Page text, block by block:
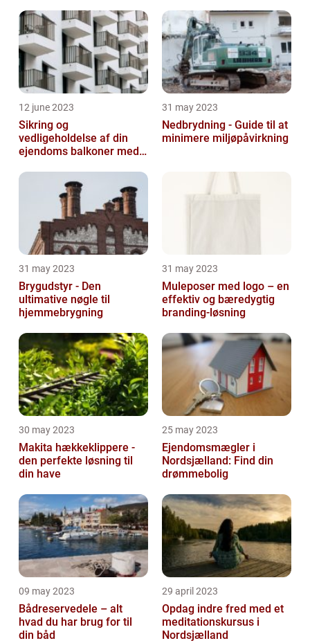
12 june 2023
Sikring og
vedligeholdelse af din
ejendoms balkoner med
31 may 2023
Nedbrydning - Guide til at
minimere miljøpåvirkning
31 may 2023
Brygudstyr - Den
ultimative nøgle til
hjemmebrygning
31 may 2023
Muleposer med logo – en
effektiv og bæredygtig
branding-løsning
30 may 2023
Makita hækkeklippere -
den perfekte løsning til
din have
25 may 2023
Ejendomsmægler i
Nordsjælland: Find din
drømmebolig
09 may 2023
Bådreservedele – alt
hvad du har brug for til
din båd
29 april 2023
Opdag indre fred med et
meditationskursus i
Nordsjælland